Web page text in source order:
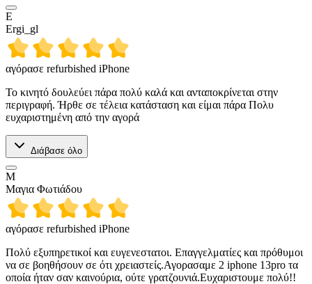
E
Ergi_gl
αγόρασε refurbished iPhone
Το κινητό δουλεύει πάρα πολύ καλά και ανταποκρίνεται στην
περιγραφή. Ήρθε σε τέλεια κατάσταση και είμαι πάρα Πολυ
ευχαριστημένη από την αγορά
Διάβασε όλο
Μ
Μαγια Φωτιάδου
αγόρασε refurbished iPhone
Πολύ εξυπηρετικοί και ευγενεστατοι. Επαγγελματίες και πρόθυμοι
να σε βοηθήσουν σε ότι χρειαστείς.Αγορασαμε 2 iphone 13pro τα
οποία ήταν σαν καινούρια, ούτε γρατζουνιά.Ευχαριστουμε πολύ!!